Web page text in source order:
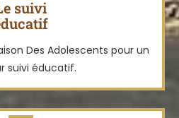
suivi
Des Adolescents pour un
suivi éducatif.